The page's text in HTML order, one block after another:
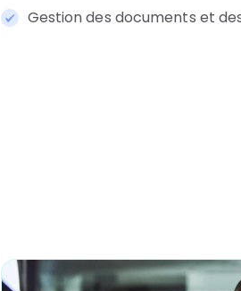
Gestion des documents et